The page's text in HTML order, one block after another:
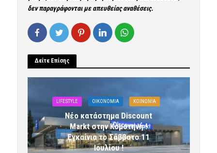
δεν παραγράφονται με απευθείας αναθέσεις.
Δείτε Επίσης
LIFESTYLE OIKONOMIA ΚΟΙΝΩΝΙΑ
Νέο κατάστημα Discount
Markt στην Κομοτηνή !
Εγκαίνια το Σάββατο 11
Ιουλίου !